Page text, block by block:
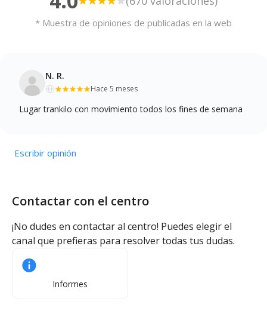
* Muestra de opiniones de publicadas en la web
N. R.
Hace 5 meses
Lugar trankilo con movimiento todos los fines de semana
Escribir opinión
Contactar con el centro
¡No dudes en contactar al centro! Puedes elegir el
canal que prefieras para resolver todas tus dudas.
Informes